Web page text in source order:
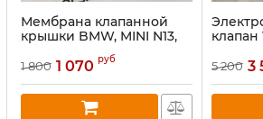
Мембрана клапанной
крышки BMW, MINI N13,
1 800 1 070 руб
клапан
5 200 3